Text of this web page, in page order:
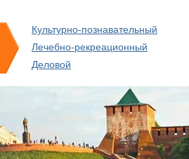
Культурно-познавательный
Лечебно-рекреационный
Деловой